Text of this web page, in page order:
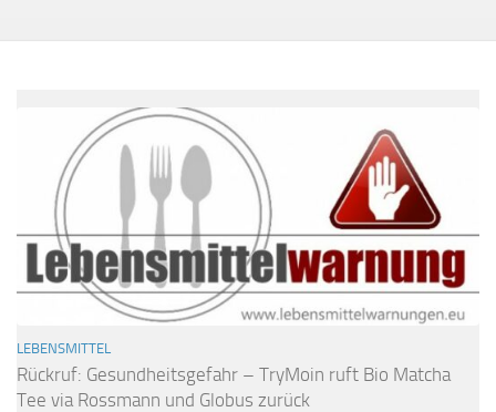
LEBENSMITTEL
Rückruf: Gesundheitsgefahr – TryMoin ruft Bio Matcha
Tee via Rossmann und Globus zurück